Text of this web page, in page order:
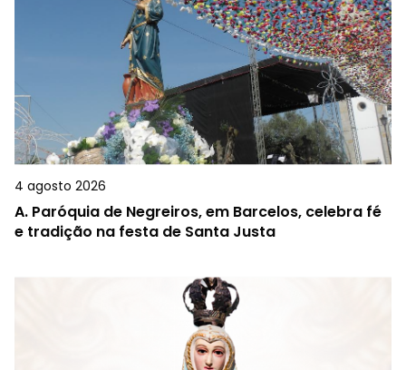
4 agosto 2026
A. Paróquia de Negreiros, em Barcelos, celebra fé
e tradição na festa de Santa Justa